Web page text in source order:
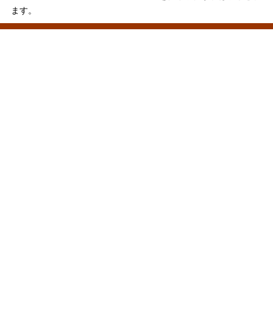
ます。